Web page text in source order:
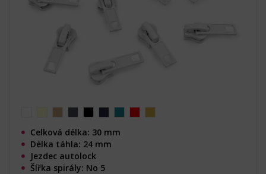
Celková délka: 30 mm
Délka táhla: 24 mm
Jezdec autolock
Šířka spirály: No 5